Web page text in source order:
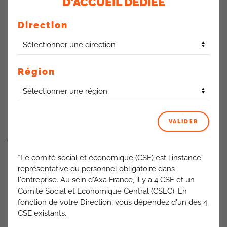
Point Vaccination:
sur 2023 et 2022, alors que la Covid diminue avec 585
Point Service Médical interne:
Pas d’inquiétude quant à la conservation des données
médicales, elles sont stockées sur un site agréé et mise à
Angel:
Au 1er janvier Angel a disparu au profit d’une nouvelle
structure qui s’appelle Docariv.
Si le salarié entre dans son espace adhérent BCAC, il verra
que sonr historique est repris et que le service reste gratuit.
Par contre, le service BonjourDocteur n’est plus d’actif
Direction
Région
VALIDER
*Le comité social et économique (CSE) est l'instance
représentative du personnel obligatoire dans
l'entreprise. Au sein d'Axa France, il y a 4 CSE et un
Comité Social et Economique Central (CSEC). En
fonction de votre Direction, vous dépendez d'un des 4
CSE existants.